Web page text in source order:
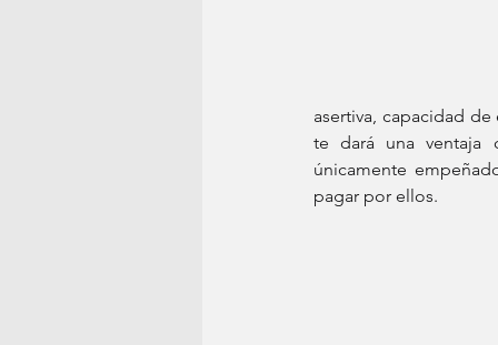
asertiva, capacidad
te dará una ventaja
únicamente
pagar por ellos.